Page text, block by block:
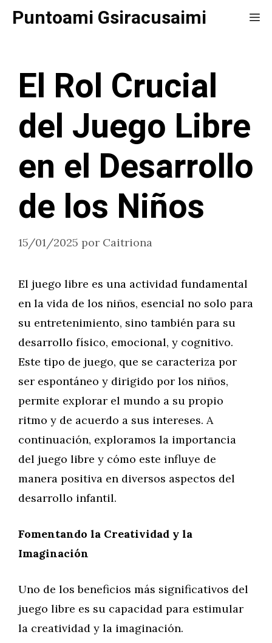
SaltarPuntoami Gsiracusaimi
El Rol Crucial
del Juego Libre
en el Desarrollo
de los Niños
15/01/2025 por Caitriona
El juego libre es una actividad fundamental
en la vida de los niños, esencial no solo para
su entretenimiento, sino también para su
desarrollo físico, emocional, y cognitivo.
Este tipo de juego, que se caracteriza por
ser espontáneo y dirigido por los niños,
permite explorar el mundo a su propio
ritmo y de acuerdo a sus intereses. A
continuación, exploramos la importancia
del juego libre y cómo este influye de
manera positiva en diversos aspectos del
desarrollo infantil.
Fomentando la Creatividad y la
Imaginación
Uno de los beneficios más significativos del
juego libre es su capacidad para estimular
la creatividad y la imaginación.